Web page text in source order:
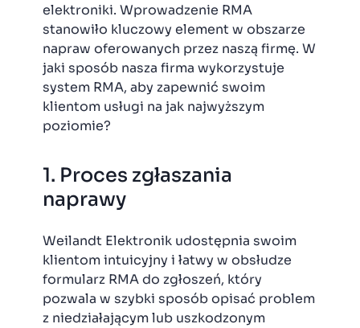
elektroniki. Wprowadzenie RMA
stanowiło kluczowy element w obszarze
napraw oferowanych przez naszą firmę. W
jaki sposób nasza firma wykorzystuje
system RMA, aby zapewnić swoim
klientom usługi na jak najwyższym
poziomie?
1. Proces zgłaszania
naprawy
Weilandt Elektronik udostępnia swoim
klientom intuicyjny i łatwy w obsłudze
formularz RMA do zgłoszeń, który
pozwala w szybki sposób opisać problem
z niedziałającym lub uszkodzonym